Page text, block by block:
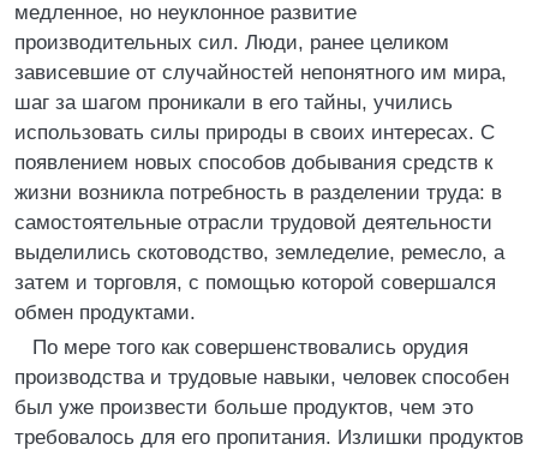
медленное, но неуклонное развитие
производительных сил. Люди, ранее целиком
зависевшие от случайностей непонятного им мира,
шаг за шагом проникали в его тайны, учились
использовать силы природы в своих интересах. С
появлением новых способов добывания средств к
жизни возникла потребность в разделении труда: в
самостоятельные отрасли трудовой деятельности
выделились скотоводство, земледелие, ремесло, а
затем и торговля, с помощью которой совершался
обмен продуктами.
По мере того как совершенствовались орудия
производства и трудовые навыки, человек способен
был уже произвести больше продуктов, чем это
требовалось для его пропитания. Излишки продуктов